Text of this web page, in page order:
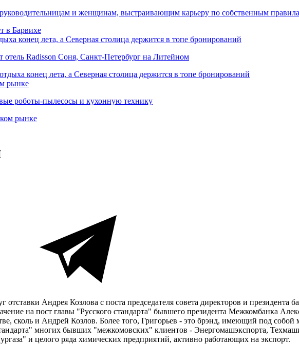
и женщинам, выстраивающим карьеру по собственным
конец лета, а Северная столица держится в топе бронирований
отель Radisson Соня, Санкт-Петербург на Литейном
рынке
роботы-пылесосы и кухонную технику
Андрея Козлова с поста председателя совета директоров и президента
на пост главы "Русского стандарта" бывшего президента Межкомбанка
сколь и Андрей Козлов. Более того, Григорьев - это брэнд, имеющий под
многих бывших "межкомовских" клиентов - Энергомашэкспорта,
и целого ряда химических предприятий, активно работающих на экспорт.